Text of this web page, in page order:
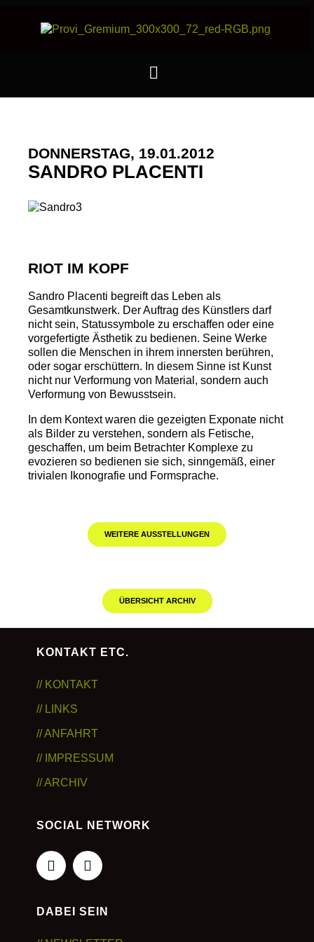
DONNERSTAG, 19.01.2012
SANDRO PLACENTI
RIOT IM KOPF
Sandro Placenti begreift das Leben als
Gesamtkunstwerk. Der Auftrag des Künstlers darf
nicht sein, Statussymbole zu erschaffen oder eine
vorgefertigte Ästhetik zu bedienen. Seine Werke
sollen die Menschen in ihrem innersten berühren,
oder sogar erschüttern. In diesem Sinne ist Kunst
nicht nur Verformung von Material, sondern auch
Verformung von Bewusstsein.
In dem Kontext waren die gezeigten Exponate nicht
als Bilder zu verstehen, sondern als Fetische,
geschaffen, um beim Betrachter Komplexe zu
evozieren so bedienen sie sich, sinngemäß, einer
trivialen Ikonografie und Formsprache.
WEITERE AUSSTELLUNGEN
ÜBERSICHT ARCHIV
KONTAKT ETC.
// KONTAKT
// LINKS
// ANFAHRT
// IMPRESSUM
// ARCHIV
SOCIAL NETWORK
DABEI SEIN